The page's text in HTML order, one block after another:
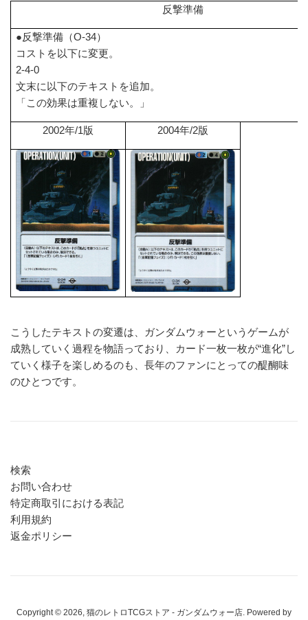
反撃準備
●反撃準備（O-34）
コストを以下に変更。
2-4-0
文末に以下のテキストを追加。
「この効果は重複しない。」
2002年/1版 2004年/2版
こうしたテキストの変遷は、ガンダムウォーというゲームが
成熟していく過程を物語っており、カード一枚一枚が“進化”し
ていく様子を楽しめるのも、長年のファンにとっての醍醐味
のひとつです。
検索
お問い合わせ
特定商取引における表記
利用規約
返金ポリシー
Copyright © 2026, 猫のレトロTCGストア - ガンダムウォー店. Powered by